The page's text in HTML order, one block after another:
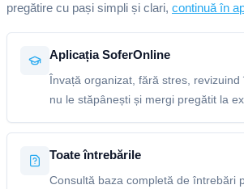
pregătire cu pași simpli și clari, continuă în
Aplicația SoferOnline
Învață organizat, fără stres,
nu le stăpânești și mergi pregătit la
Toate întrebările
Consultă baza completă de întrebări